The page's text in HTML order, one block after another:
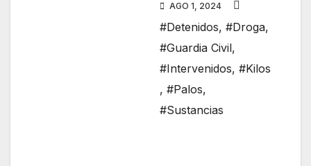
AGO 1, 2024
#Detenidos, #Droga,
#Guardia Civil,
#Intervenidos, #Kilos
, #Palos,
#Sustancias